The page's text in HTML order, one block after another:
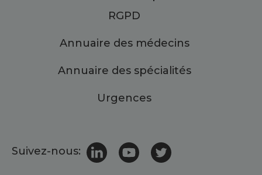
RGPD
Annuaire des médecins
Annuaire des spécialités
Urgences
Suivez-nous: